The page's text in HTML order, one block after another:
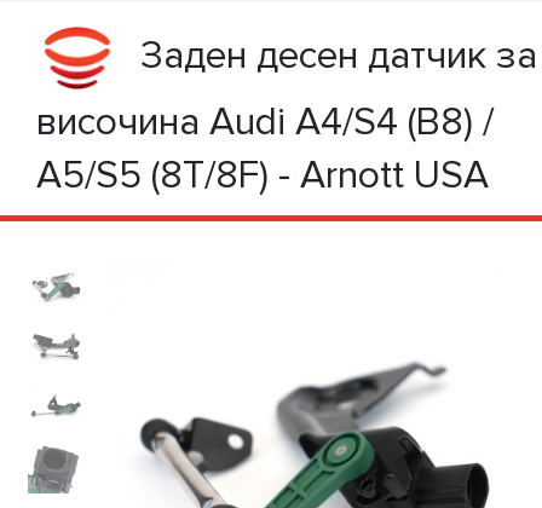
Заден десен датчик за
височина Audi A4/S4 (B8) /
A5/S5 (8T/8F) - Arnott USA